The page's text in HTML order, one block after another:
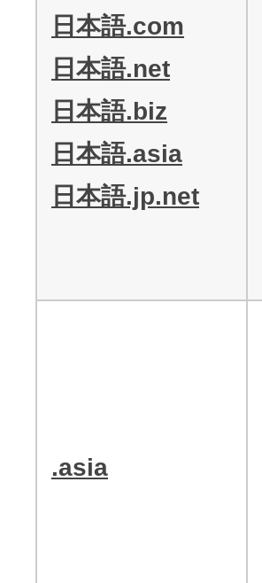
日本語.com
日本語.net
日本語.biz
日本語.asia
日本語.jp.net
.asia